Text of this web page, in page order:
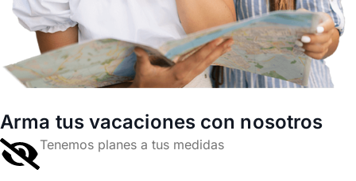
Arma tus vacaciones con nosotros
Tenemos planes a tus medidas